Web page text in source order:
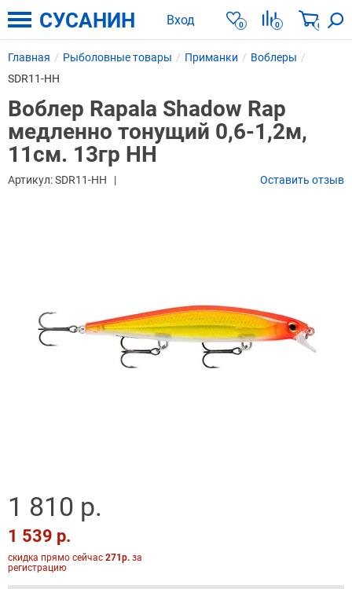
Вход 0 0 0
СУСАНИН
Главная Рыболовные товары Приманки
Воблеры
SDR11-HH
Воблер Rapala Shadow Rap
медленно тонущий 0,6-1,2м,
11см. 13гр HH
Артикул:SDR11-HH Оставить отзыв
1 810 р.
1 539 р.
скидка прямо сейчас 271р. за
регистрацию